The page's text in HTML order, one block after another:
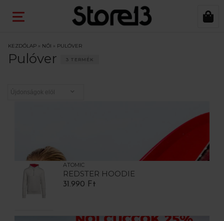
KEZDŐLAP » NŐI » PULÓVER
Pulóver 3 TERMÉK
ATOMIC
REDSTER HOODIE
31.990 Ft